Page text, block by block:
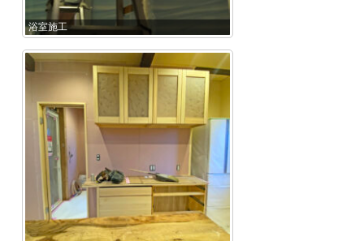
浴室施工